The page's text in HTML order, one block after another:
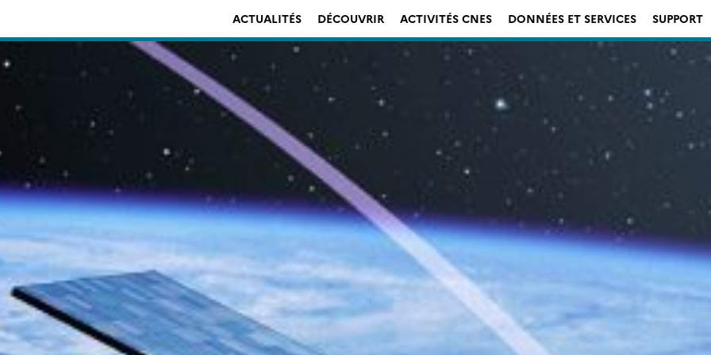
ACTUALITÉS DÉCOUVRIR ACTIVITÉS CNES DONNÉES ET SERVICES SUPPORT